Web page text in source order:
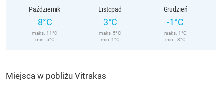
Październik
8°C
maks. 11°C
min. 5°C
Listopad
3°C
maks. 5°C
min. 1°C
Grudzień
-1°C
maks. 1°C
min. -3°C
Miejsca w pobliżu Vitrakas